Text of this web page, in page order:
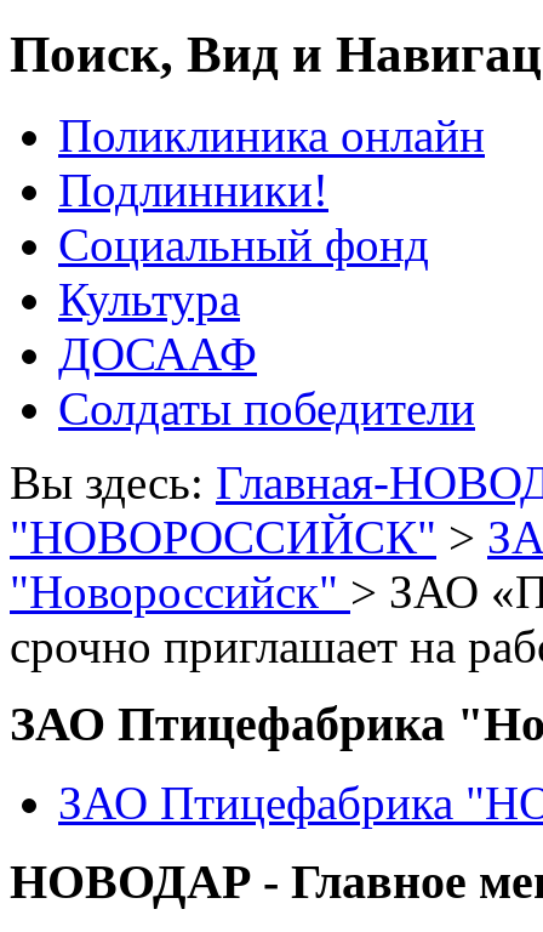
Поиск, Вид и
Поликлиника онлайн
Подлинники!
Социальный фонд
Культура
ДОСААФ
Солдаты победители
Вы здесь: Главная-
"НОВОРОССИЙСК" >
"Новороссийск" > ЗАО
срочно приглашает на
ЗАО Птицефабрика
ЗАО Птицефабрика
НОВОДАР - Главное